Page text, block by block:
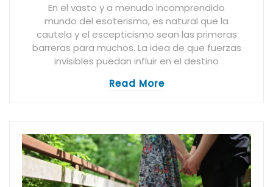
En el vasto y a menudo incomprendido
mundo del esoterismo, es natural que la
cautela y el escepticismo sean las primeras
barreras para muchos. La idea de que fuerzas
invisibles puedan influir en el destino
Read More